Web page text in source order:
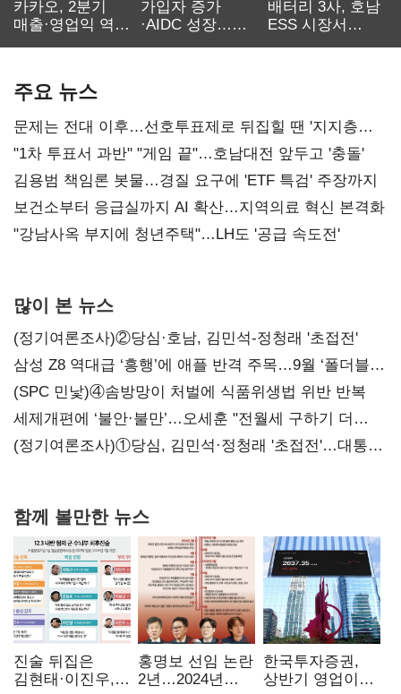
카카오, 2분기
매출·영업익 역대
가입자 증가
·AIDC 성장…
배터리 3사, 호남
ESS 시장서
주요 뉴스
문제는 전대 이후…선호투표제로 뒤집힐 땐 '지지층
불복'
"1차 투표서 과반" "게임 끝"…호남대전 앞두고 '충돌'
김용범 책임론 봇물…경질 요구에 'ETF 특검' 주장까지
보건소부터 응급실까지 AI 확산…지역의료 혁신 본격화
"강남사옥 부지에 청년주택"…LH도 '공급 속도전'
많이 본 뉴스
(정기여론조사)②당심·호남, 김민석-정청래 '초접전'
삼성 Z8 역대급 ‘흥행’에 애플 반격 주목…9월 ‘폴더블
대전’
(SPC 민낯)④솜방망이 처벌에 식품위생법 위반 반복
세제개편에 ‘불안·불만’…오세훈 "전월세 구하기 더
힘들어질 것"
(정기여론조사)①당심, 김민석·정청래 '초접전'…대통령
함께 볼만한 뉴스
진술 뒤집은
김현태·이진우,
홍명보 선임 논란
2년…2024년
한국투자증권,
상반기 영업이익